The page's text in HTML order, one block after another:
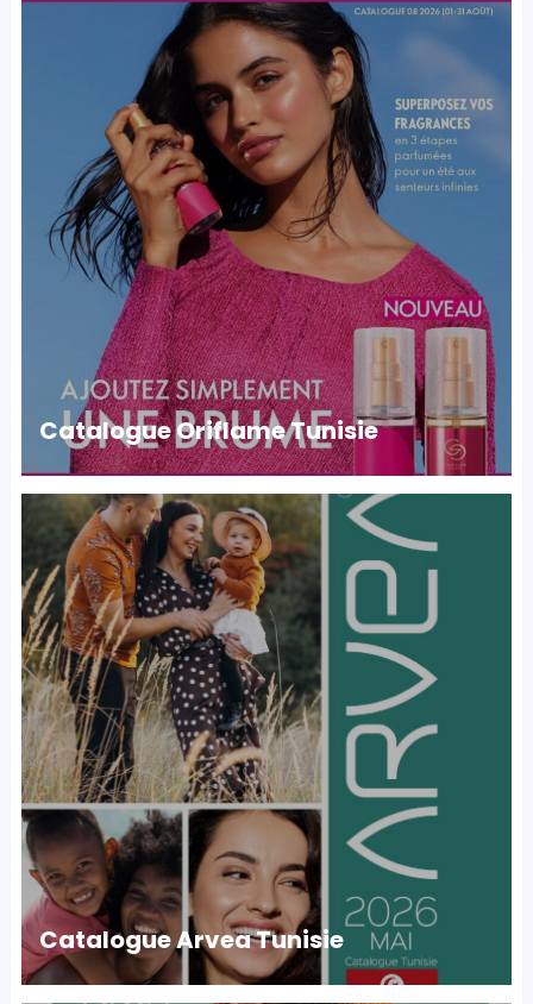
Catalogue Oriflame Tunisie
Catalogue Arvea Tunisie